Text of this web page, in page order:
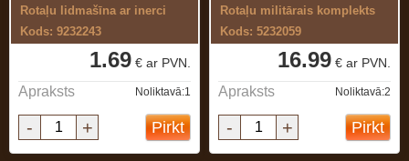
Rotaļu lidmašīna ar inerci
Kods: 9232243
1.69 € ar PVN.
Apraksts Noliktavā:1
- + Pirkt
Rotaļu militārais komplekts
Kods: 5232059
16.99 € ar PVN.
Apraksts Noliktavā:2
- + Pirkt